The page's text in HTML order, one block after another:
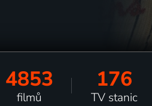
4853
filmů
176
TV stanic